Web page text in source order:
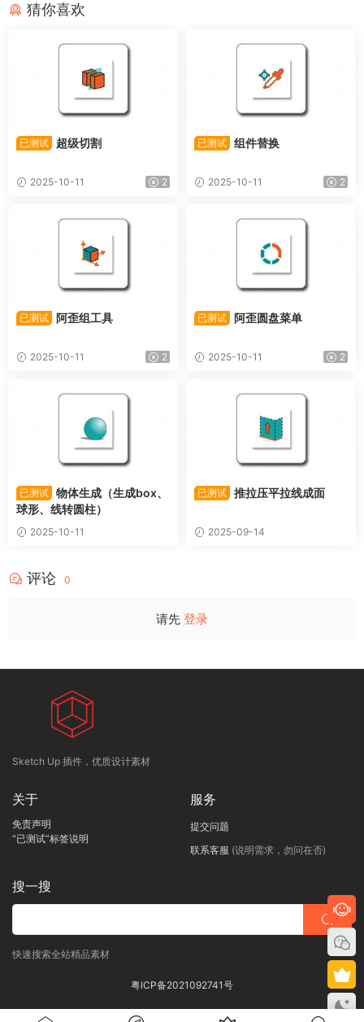
猜你喜欢
已测试 超级切割
2025-10-11 2
已测试 组件替换
2025-10-11 2
已测试 阿歪组工具
2025-10-11 2
已测试 阿歪圆盘菜单
2025-10-11 2
已测试 物体生成（生成box、
球形、线转圆柱）
2025-10-11
已测试 推拉压平拉线成面
2025-09-14
评论 0
请先 登录
Sketch Up 插件，优质设计素材
关于
免责声明
“已测试”标签说明
服务
提交问题
联系客服 (说明需求，勿问在否)
搜一搜
快速搜索全站精品素材
粤ICP备2021092741号